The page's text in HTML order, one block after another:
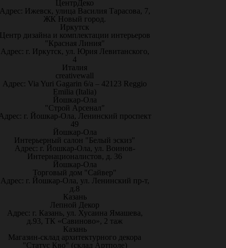
ЦентрДеко
Ижевск, улица Василия Тарасова, 7,
ЖК Новый город.
Иркутск
дизайна и комплектации интерьеров
"Красная Линия"
Адрес: г. Иркутск, ул. Юрия Левитанского,
4
Италия
creativewall
Адрес: Via Yuri Gagarin 6/a – 42123 Reggio
Emilia (Italia)
Йошкар-Ола
"Строй Арсенал"
г. Йошкар-Ола, Ленинский проспект
49
Йошкар-Ола
Интерьерный салон "Белый эскиз"
Адрес: г. Йошкар-Ола, ул. Воинов-
Интернационалистов, д. 36
Йошкар-Ола
Торговый дом "Сайвер"
Адрес: г. Йошкар-Ола, ул. Ленинский пр-т,
д.8
Казань
Лепной Декор
Адрес: г. Казань, ул. Хусаина Ямашева,
д.93, ТК «Савиново», 2 таж
Казань
Магазин-склад архитектурного декора
"Статус Кво" (склад Артполе)